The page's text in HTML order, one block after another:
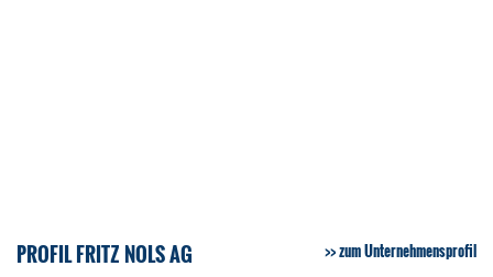
PROFIL FRITZ NOLS AG zum Unternehmensprofil